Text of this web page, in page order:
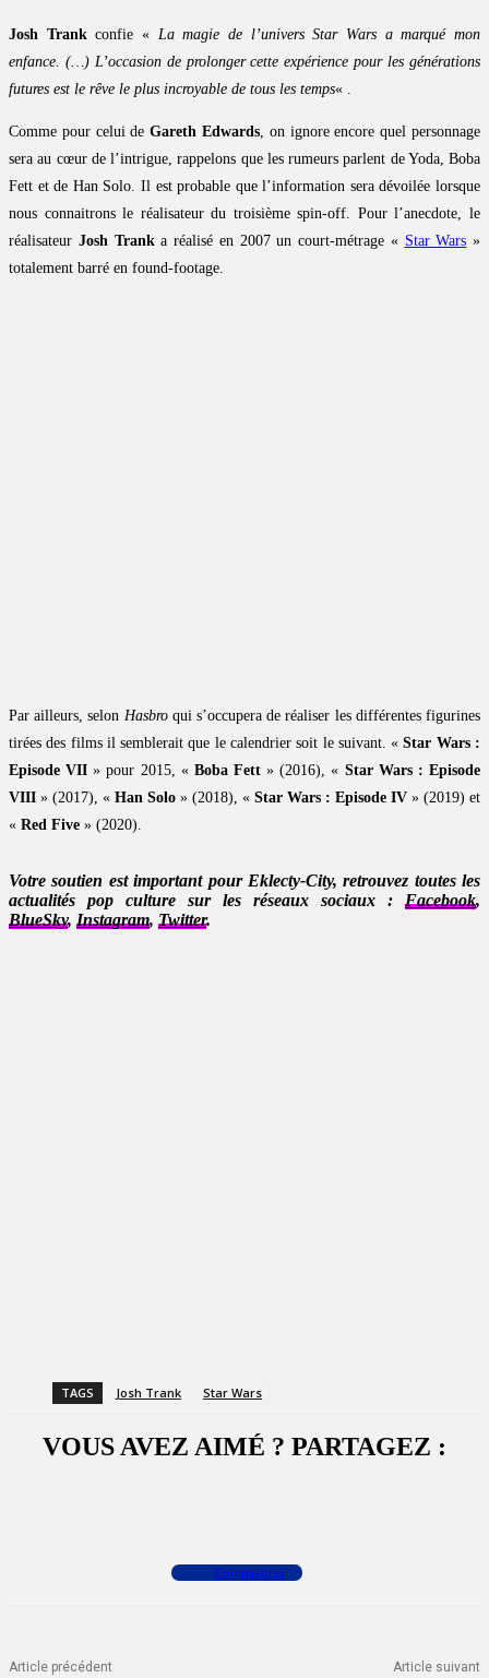
Josh Trankconfie « La magie de l’univers Star Wars a marqué mon
enfance. (…) L’occasion de prolonger cette expérience pour les générations
futures est le rêve le plus incroyable de tous les temps« .
Comme pour celui deGareth Edwards, on ignore encore quel personnage
sera au cœur de l’intrigue, rappelons que les rumeurs parlent de Yoda, Boba
Fett et de Han Solo. Il est probable que l’information sera dévoilée lorsque
nous connaitrons le réalisateur du troisième spin-off. Pour l’anecdote, le
réalisateur Josh Tranka réalisé en 2007 un court-métrage « Star Wars »
totalement barré en found-footage.
Par ailleurs, selon Hasbroqui s’occupera de réaliser les différentes figurines
tirées des films il semblerait que le calendrier soit le suivant. «Star Wars :
Episode VII » pour 2015, « Boba Fett » (2016), « Star Wars : Episode
VIII » (2017), « Han Solo » (2018), « Star Wars : Episode IV » (2019) et
« Red Five » (2020).
Votre soutien est important pour Eklecty-City, retrouvez toutes les
actualités pop culture sur les réseaux sociaux : Facebook,
BlueSky, Instagram, Twitter.
TAGS Josh Trank Star Wars
VOUS AVEZ AIMÉ ? PARTAGEZ :
Commenter
Article précédent Article suivant